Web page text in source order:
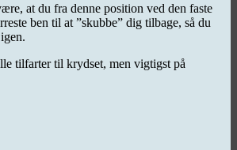
at du fra denne position ved den faste
ben til at ”skubbe” dig tilbage, så du
tilfarter til krydset, men vigtigst på